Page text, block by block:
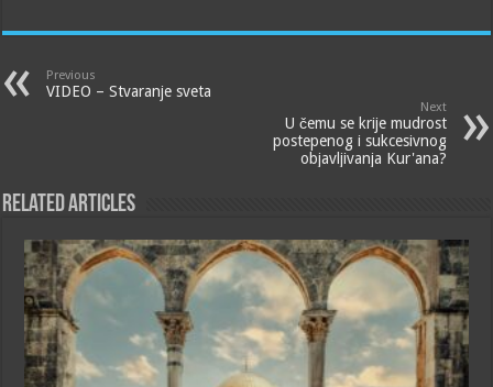
Previous
VIDEO – Stvaranje sveta
Next
U čemu se krije mudrost
postepenog i sukcesivnog
objavljivanja Kur'ana?
Related Articles